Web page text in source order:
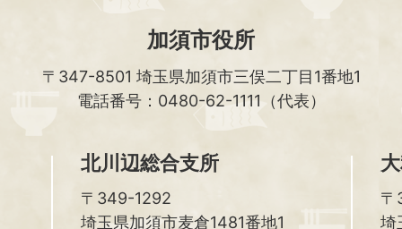
加須市役所
〒347-8501 埼玉県加須市三俣二丁目1番地1
電話番号：0480-62-1111（代表）
北川辺総合支所
〒349-1292
埼玉県加須市麦倉1481番地1
〒
埼